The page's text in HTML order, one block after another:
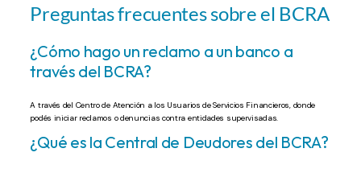
Preguntas frecuentes sobre el BCRA
¿Cómo hago un reclamo a un banco a
través del BCRA?
A través del Centro de Atención a los Usuarios de Servicios Financieros, donde
podés iniciar reclamos o denuncias contra entidades supervisadas.
¿Qué es la Central de Deudores del BCRA?